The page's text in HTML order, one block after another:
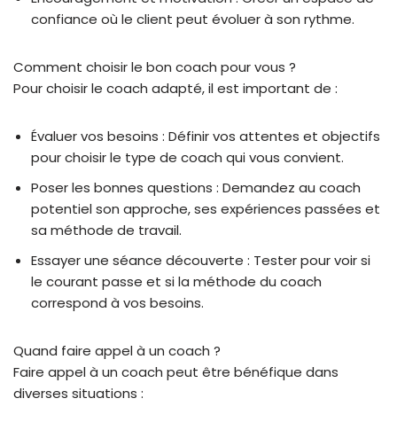
confiance où le client peut évoluer à son rythme.
Comment choisir le bon coach pour vous ?
Pour choisir le coach adapté, il est important de :
Évaluer vos besoins : Définir vos attentes et objectifs
pour choisir le type de coach qui vous convient.
Poser les bonnes questions : Demandez au coach
potentiel son approche, ses expériences passées et
sa méthode de travail.
Essayer une séance découverte : Tester pour voir si
le courant passe et si la méthode du coach
correspond à vos besoins.
Quand faire appel à un coach ?
Faire appel à un coach peut être bénéfique dans
diverses situations :